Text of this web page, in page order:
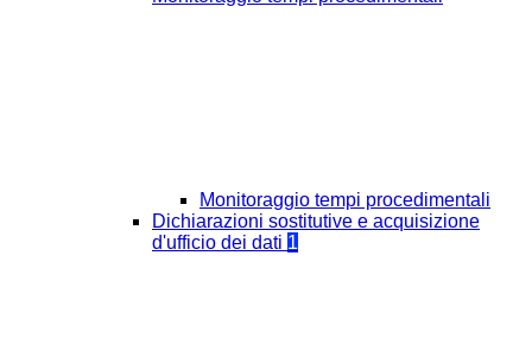
Monitoraggio tempi procedimentali
Dichiarazioni sostitutive e acquisizione
d'ufficio dei dati 1